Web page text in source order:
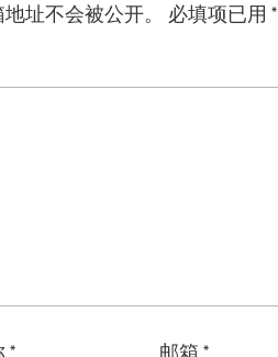
址不会被公开。 必填项已用*